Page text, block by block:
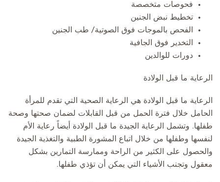
فحوصات متخصصة
تخطيط نبض الجنين
الفحص بالموجات فوق الصوتية/ طب الجنين
التخدير فوق الجافية
دورات للوالدين
الرعاية ما قبل الولادة
الرعاية ما قبل الولادة هي الرعاية الصحية التي تقدم للمرأة
الحامل خلال فترة الحمل من قبل القابلات لضمان صحتها وصحة
طفلها. وتشمل الرعاية الجيدة ما قبل الولادة أيضاً رعاية الأم
لنفسها وطفلها من خلال اتباع المشورة الطبية والتغذية الجيدة
والحصول على الكثير من الراحة وممارسة التمارين بشكل
معقول وتجنب الأشياء التي يمكن أن تؤذي طفلها.